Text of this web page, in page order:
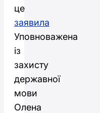
це
заявила
Уповноважена
із
захисту
державної
мови
Олена